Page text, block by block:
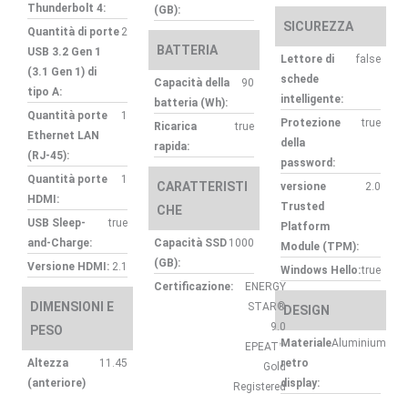
Thunderbolt 4:
Quantità di porte
USB 3.2 Gen 1
(3.1 Gen 1) di
tipo A:
2
Quantità porte
Ethernet LAN
(RJ-45):
1
Quantità porte
HDMI:
1
USB Sleep-
and-Charge:
true
Versione HDMI: 2.1
DIMENSIONI E
PESO
Altezza
(anteriore)
11.45
(GB):
BATTERIA
Capacità della
batteria (Wh):
90
Ricarica
rapida:
true
CARATTERISTI
CHE
Capacità SSD
(GB):
1000
Certificazione:
ENERGY
STAR®
9.0
EPEAT™
Gold
Registered
SICUREZZA
Lettore di
schede
intelligente:
false
Protezione
della
password:
true
versione
Trusted
Platform
Module (TPM):
2.0
Windows Hello:true
DESIGN
Materiale
retro
display:
Aluminium